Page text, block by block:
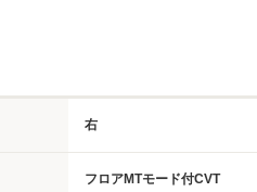
右
フロアMTモード付CVT